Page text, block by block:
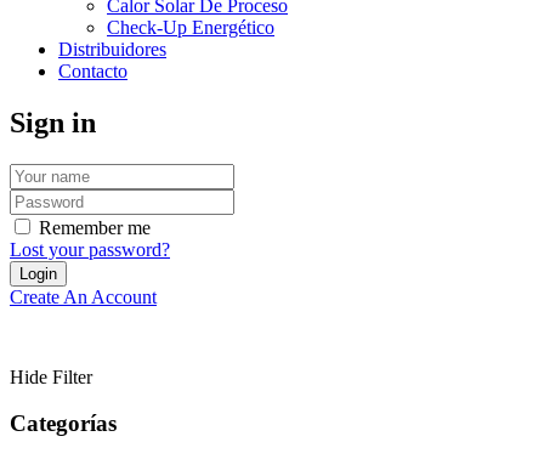
Calor Solar De Proceso
Check-Up Energético
Distribuidores
Contacto
Sign in
Remember me
Lost your password?
Create An Account
Hide Filter
Categorías